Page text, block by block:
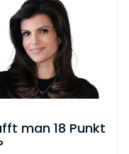
man 18 Punkt